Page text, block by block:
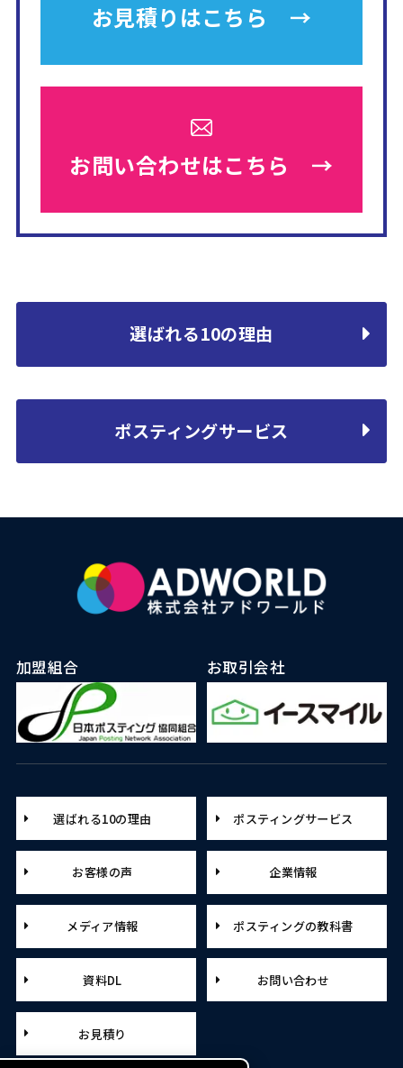
お見積りはこちら →
お問い合わせはこちら →
選ばれる10の理由
ポスティングサービス
加盟組合 お取引会社
選ばれる10の理由 ポスティングサービス
お客様の声 企業情報
メディア情報 ポスティングの教科書
資料DL お問い合わせ
お見積り